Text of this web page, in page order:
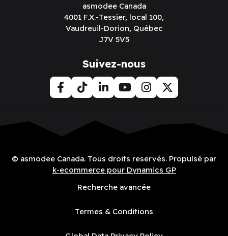
asmodee Canada
4001 F.X.-Tessier, local 100,
Vaudreuil-Dorion, Québec
J7V 5V5
Suivez-nous
© asmodee Canada. Tous droits reservés. Propulsé par
k-ecommerce pour Dynamics GP
Recherche avancée
Termes & Conditions